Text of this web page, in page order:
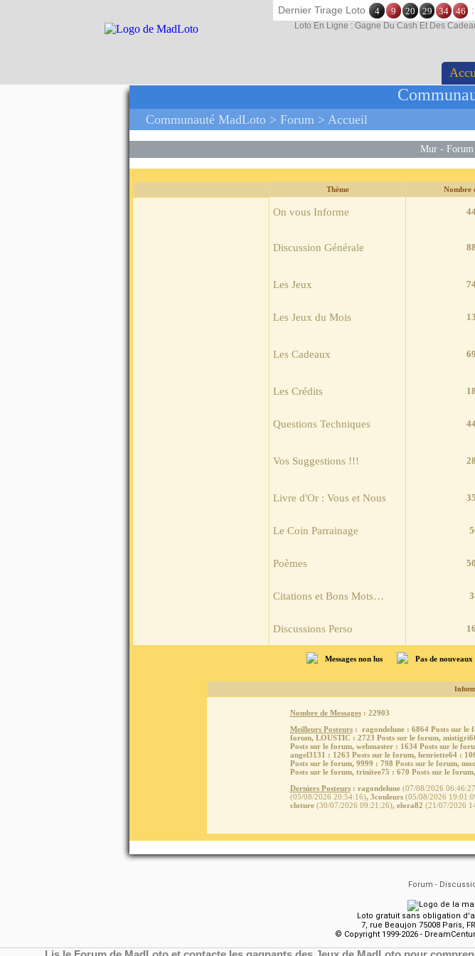
Dernier Tirage Loto 4 9 20 29 34 46
Loto En Ligne : Gagne Du Cash Et Des
Communauté MadLoto > Forum > Accueil
Mur - Forum
Nombre
On vous Informe
Discussion Générale
Les Jeux
Les Jeux du Mois
Les Cadeaux
Les Crédits
Questions Techniques
Vos Suggestions !!!
Livre d'Or : Vous et Nous
Le Coin Parrainage
Poèmes
Citations et Bons Mots…
Discussions Perso
Messages non lus Pas de nouveaux
Nombre de Messages: 22903
Meilleurs Posteurs: ragondelune: 6864 Posts sur le
forum, LOUSTIC : 2723 Posts sur le forum,
Posts sur le forum, webmaster: 1634 Posts sur le
angel3131 : 1263 Posts sur le forum, henriette64:
Posts sur le forum, 9999 : 798 Posts sur le forum,
Posts sur le forum, trinitee75 : 670 Posts sur le forum,
Derniers Posteurs: ragondelune(07/08/2026
(05/08/2026 20:54:16), 3couleurs(05/08/2026
cloture(30/07/2026 09:21:26), elora82 (21/07/2026
Forum -
Loto gratuit sans obligation
7, rue Beaujon 75008 Paris,
© Copyright 1999-2026 -